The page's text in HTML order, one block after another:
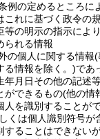
例の定めるところに
これに基づく政令の
等の明示の指示によ
られる情報
の個人に関する情報(
る情報を除く。)であ
年月日その他の記述
ができるもの(他の情
人を識別することが
くは個人識別符号が
することはできない